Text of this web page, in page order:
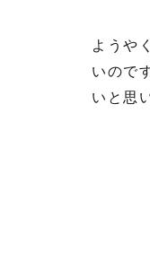
ようや
いので
いと思